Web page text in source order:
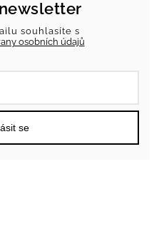
souhlasíte s
osobních údajů
se